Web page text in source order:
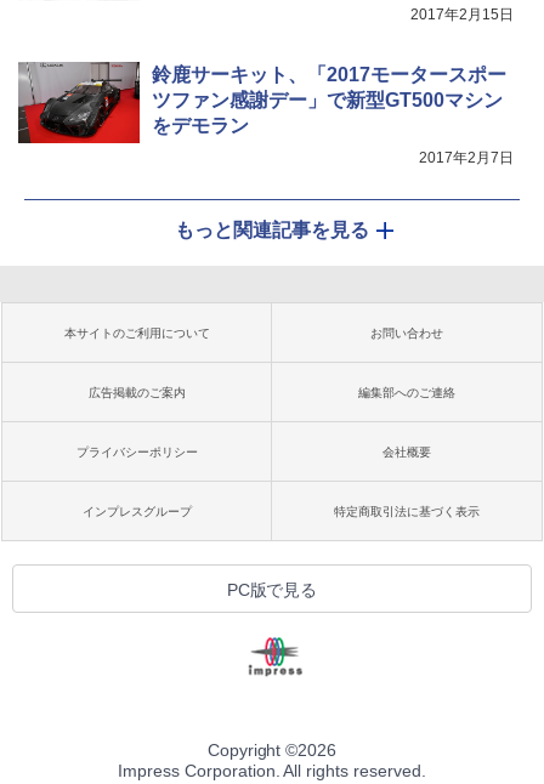
2017年2月15日
鈴鹿サーキット、「2017モータースポー
ツファン感謝デー」で新型GT500マシン
をデモラン
2017年2月7日
もっと関連記事を見る
本サイトのご利用について お問い合わせ
広告掲載のご案内 編集部へのご連絡
プライバシーポリシー 会社概要
インプレスグループ 特定商取引法に基づく表示
PC版で見る
Copyright ©2026
Impress Corporation. All rights reserved.